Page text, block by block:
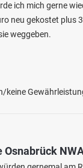
ich mich gerne
neu gekostet plus
weggeben.
keine
Osnabrück